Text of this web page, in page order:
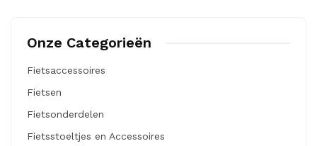
Onze Categorieën
Fietsaccessoires
Fietsen
Fietsonderdelen
Fietsstoeltjes en Accessoires